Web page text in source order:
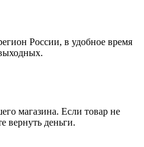
России, в удобное время
магазина. Если товар не
вернуть деньги.